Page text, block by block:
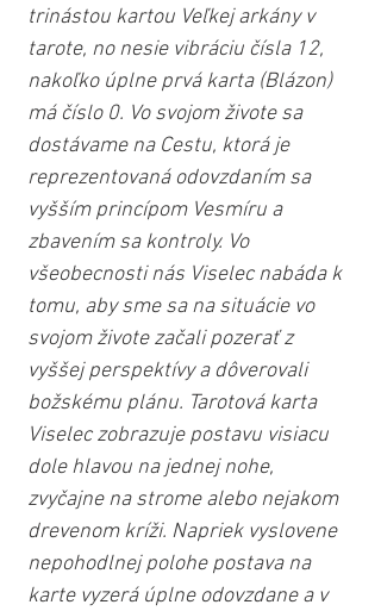
trinástou kartou Veľkej arkány v
tarote, no nesie vibráciu čísla 12,
nakoľko úplne prvá karta (Blázon)
má číslo 0. Vo svojom živote sa
dostávame na Cestu, ktorá je
reprezentovaná odovzdaním sa
vyšším princípom Vesmíru a
zbavením sa kontroly. Vo
všeobecnosti nás Viselec nabáda k
tomu, aby sme sa na situácie vo
svojom živote začali pozerať z
vyššej perspektívy a dôverovali
božskému plánu. Tarotová karta
Viselec zobrazuje postavu visiacu
dole hlavou na jednej nohe,
zvyčajne na strome alebo nejakom
drevenom kríži. Napriek vyslovene
nepohodlnej polohe postava na
karte vyzerá úplne odovzdane a v